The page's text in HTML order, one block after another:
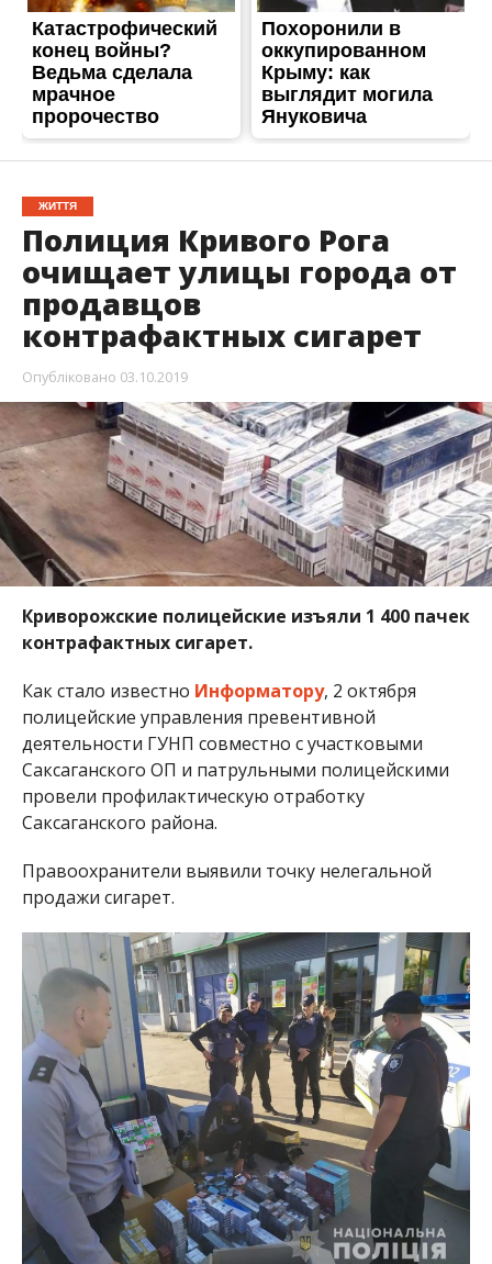
ЖИТТЯ
Полиция Кривого Рога
очищает улицы города от
продавцов
контрафактных сигарет
Опубліковано 03.10.2019
Криворожские полицейские изъяли 1 400 пачек
контрафактных сигарет.
Как стало известно Информатору, 2 октября
полицейские управления превентивной
деятельности ГУНП совместно с участковыми
Саксаганского ОП и патрульными полицейскими
провели профилактическую отработку
Саксаганского района.
Правоохранители выявили точку нелегальной
продажи сигарет.